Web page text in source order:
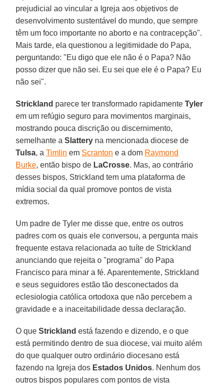
prejudicial ao vincular a Igreja aos objetivos de
desenvolvimento sustentável do mundo, que sempre
têm um foco importante no aborto e na contracepção".
Mais tarde, ela questionou a legitimidade do Papa,
perguntando: "Eu digo que ele não é o Papa? Não
posso dizer que não sei. Eu sei que ele é o Papa? Eu
não sei".
Strickland parece ter transformado rapidamenteTyler
em um refúgio seguro para movimentos marginais,
mostrando pouca discrição ou discernimento,
semelhante aSlattery na mencionada diocese de
Tulsa, aTimlin em Scranton e a dom Raymond
Burke, então bispo de LaCrosse. Mas, ao contrário
desses bispos, Strickland tem uma plataforma de
mídia social da qual promove pontos de vista
extremos.
Um padre de Tyler me disse que, entre os outros
padres com os quais ele conversou, a pergunta mais
frequente estava relacionada ao tuíte de Strickland
anunciando que rejeita o "programa" do Papa
Francisco para minar a fé. Aparentemente, Strickland
e seus seguidores estão tão desconectados da
eclesiologia católica ortodoxa que não percebem a
gravidade e a inaceitabilidade dessa declaração.
O queStrickland está fazendo e dizendo, e o que
está permitindo dentro de sua diocese, vai muito além
do que qualquer outro ordinário diocesano está
fazendo na Igreja dos Estados Unidos. Nenhum dos
outros bispos populares com pontos de vista